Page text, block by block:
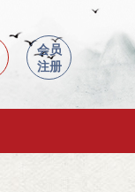
会员
注册